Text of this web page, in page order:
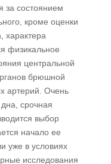
за состоянием
кроме оценки
характера
физикальное
центральной
брюшной
артерий. Очень
срочная
выбор
начало ее
уже в условиях
исследования